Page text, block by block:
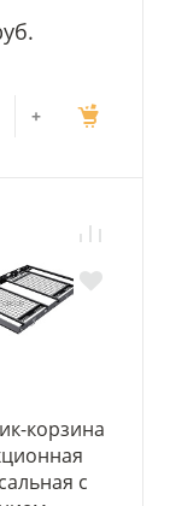
+
корзина
с